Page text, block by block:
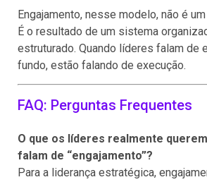
Engajamento, nesse modelo, não é
É o resultado de um sistema
estruturado. Quando líderes falam de
fundo, estão falando de execução.
FAQ: Perguntas Frequentes
O que os líderes realmente
falam de “engajamento”?
Para a liderança estratégica,